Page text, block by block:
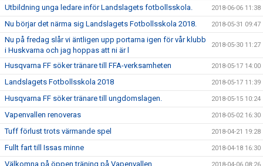
Utbildning unga ledare inför Landslagets fotbollsskola. 2018-06-06 11:38
Nu börjar det närma sig Landslagets Fotbollsskola 2018. 2018-05-31 09:47
Nu på fredag slår vi äntligen upp portarna igen för vår klubb
i Huskvarna och jag hoppas att ni är l
2018-05-30 11:27
Husqvarna FF söker tränare till FFA-verksamheten 2018-05-17 14:00
Landslagets Fotbollsskola 2018 2018-05-17 11:39
Husqvarna FF söker tränare till ungdomslagen. 2018-05-15 10:24
Vapenvallen renoveras 2018-05-02 16:30
Tuff förlust trots värmande spel 2018-04-21 19:28
Fullt fart till Issas minne 2018-04-18 16:30
Välkomna på öppen träning på Vapenvallen